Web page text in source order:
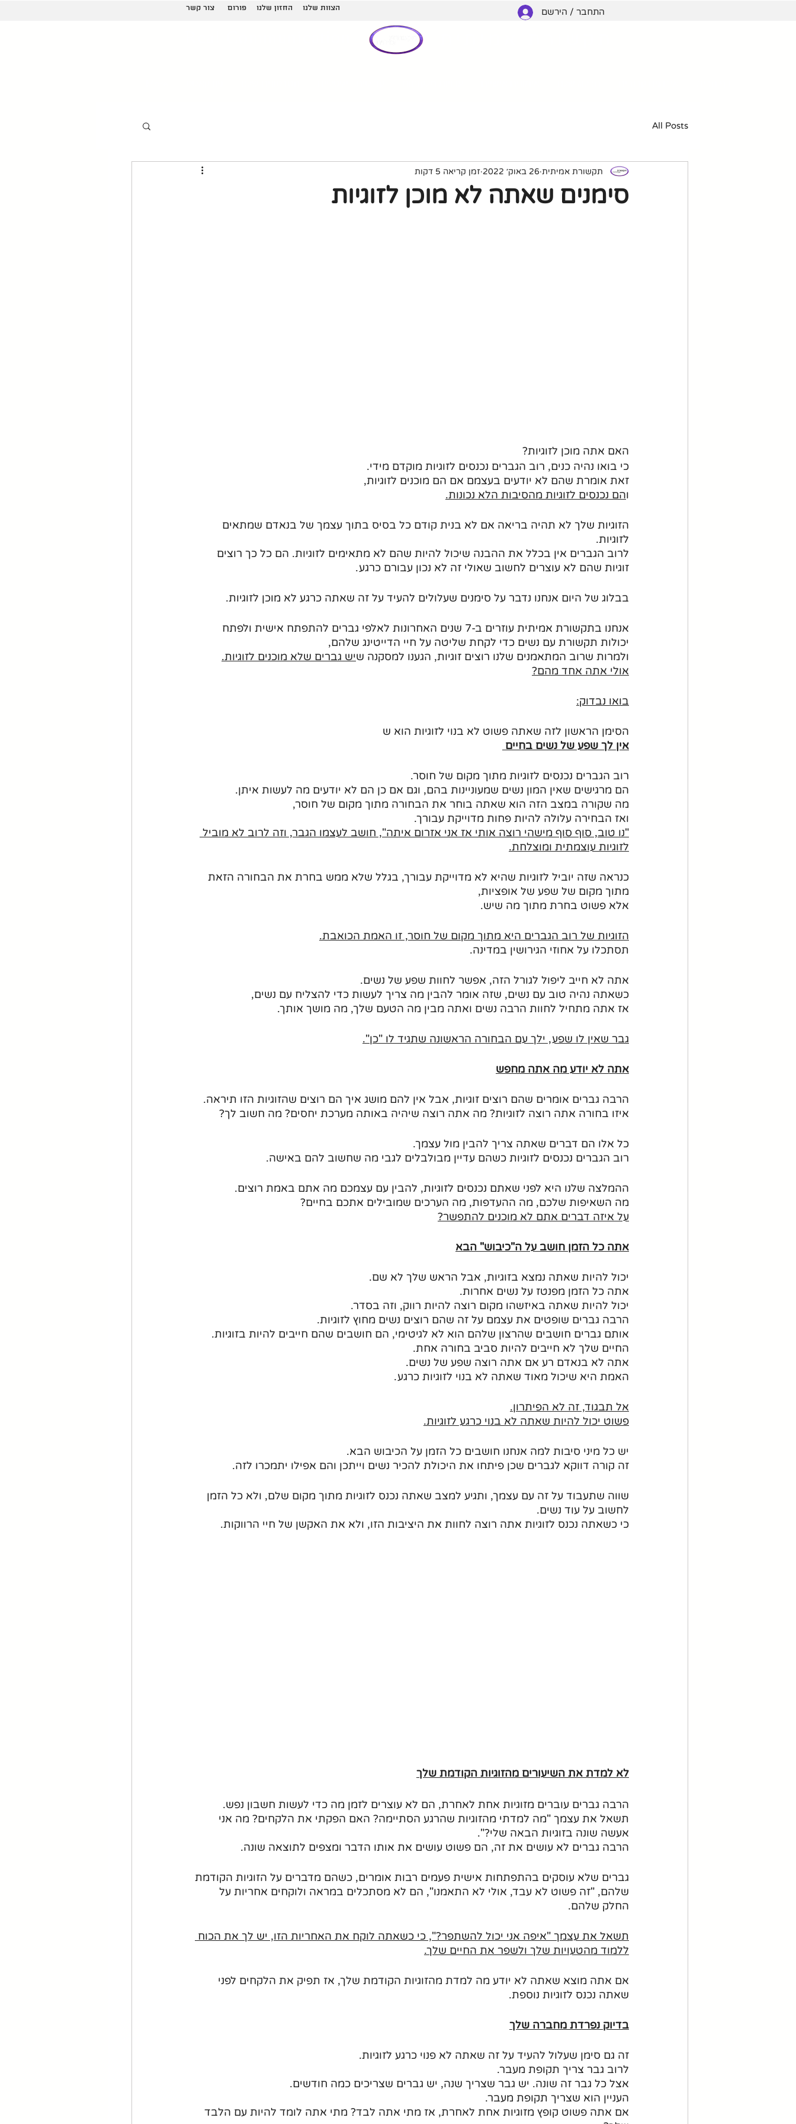
צור קשר פורום החזון שלנו הצוות שלנו התחבר / הירשם
All Posts
סימנים שאתה לא מוכן לזוגיות
תקשורת אמיתית 26 באוק׳ 2022 זמן קריאה 5 דקות
האם אתה מוכן לזוגיות?
כי בואו נהיה כנים, רוב הגברים נכנסים לזוגיות מוקדם מידי.
זאת אומרת שהם לא יודעים בעצמם אם הם מוכנים לזוגיות,
והם נכנסים לזוגיות מהסיבות הלא נכונות.
הזוגיות שלך לא תהיה בריאה אם לא בנית קודם כל בסיס בתוך עצמך של בנאדם שמתאים
לזוגיות.
לרוב הגברים אין בכלל את ההבנה שיכול להיות שהם לא מתאימים לזוגיות. הם כל כך רוצים
זוגיות שהם לא עוצרים לחשוב שאולי זה לא נכון עבורם כרגע.
בבלוג של היום אנחנו נדבר על סימנים שעלולים להעיד על זה שאתה כרגע לא מוכן לזוגיות.
אנחנו בתקשורת אמיתית עוזרים ב-7 שנים האחרונות לאלפי גברים להתפתח אישית ולפתח
יכולות תקשורת עם נשים כדי לקחת שליטה על חיי הדייטינג שלהם,
ולמרות שרוב המתאמנים שלנו רוצים זוגיות, הגענו למסקנה שיש גברים שלא מוכנים לזוגיות.
אולי אתה אחד מהם?
בואו נבדוק:
הסימן הראשון לזה שאתה פשוט לא בנוי לזוגיות הוא ש
אין לך שפע של נשים בחיים
רוב הגברים נכנסים לזוגיות מתוך מקום של חוסר.
הם מרגישים שאין המון נשים שמעוניינות בהם, וגם אם כן הם לא יודעים מה לעשות איתן.
מה שקורה במצב הזה הוא שאתה בוחר את הבחורה מתוך מקום של חוסר,
ואז הבחירה עלולה להיות פחות מדוייקת עבורך.
"נו טוב, סוף סוף מישהי רוצה אותי אז אני אזרום איתה", חושב לעצמו הגבר, וזה לרוב לא מוביל
לזוגיות עוצמתית ומוצלחת.
כנראה שזה יוביל לזוגיות שהיא לא מדוייקת עבורך, בגלל שלא ממש בחרת את הבחורה הזאת
מתוך מקום של שפע של אופציות,
אלא פשוט בחרת מתוך מה שיש.
הזוגיות של רוב הגברים היא מתוך מקום של חוסר, זו האמת הכואבת.
תסתכלו על אחוזי הגירושין במדינה.
אתה לא חייב ליפול לגורל הזה, אפשר לחוות שפע של נשים.
כשאתה נהיה טוב עם נשים, שזה אומר להבין מה צריך לעשות כדי להצליח עם נשים,
אז אתה מתחיל לחוות הרבה נשים ואתה מבין מה הטעם שלך, מה מושך אותך.
גבר שאין לו שפע, ילך עם הבחורה הראשונה שתגיד לו "כן".
אתה לא יודע מה אתה מחפש
הרבה גברים אומרים שהם רוצים זוגיות, אבל אין להם מושג איך הם רוצים שהזוגיות הזו תיראה.
איזו בחורה אתה רוצה לזוגיות? מה אתה רוצה שיהיה באותה מערכת יחסים? מה חשוב לך?
כל אלו הם דברים שאתה צריך להבין מול עצמך.
רוב הגברים נכנסים לזוגיות כשהם עדיין מבולבלים לגבי מה שחשוב להם באישה.
ההמלצה שלנו היא לפני שאתם נכנסים לזוגיות, להבין עם עצמכם מה אתם באמת רוצים.
מה השאיפות שלכם, מה ההעדפות, מה הערכים שמובילים אתכם בחיים?
על איזה דברים אתם לא מוכנים להתפשר?
אתה כל הזמן חושב על ה"כיבוש" הבא
יכול להיות שאתה נמצא בזוגיות, אבל הראש שלך לא שם.
אתה כל הזמן מפנטז על נשים אחרות.
יכול להיות שאתה באיזשהו מקום רוצה להיות רווק, וזה בסדר.
הרבה גברים שופטים את עצמם על זה שהם רוצים נשים מחוץ לזוגיות.
אותם גברים חושבים שהרצון שלהם הוא לא לגיטימי, הם חושבים שהם חייבים להיות בזוגיות.
החיים שלך לא חייבים להיות סביב בחורה אחת.
אתה לא בנאדם רע אם אתה רוצה שפע של נשים.
האמת היא שיכול מאוד שאתה לא בנוי לזוגיות כרגע.
אל תבגוד, זה לא הפיתרון.
פשוט יכול להיות שאתה לא בנוי כרגע לזוגיות.
יש כל מיני סיבות למה אנחנו חושבים כל הזמן על הכיבוש הבא.
זה קורה דווקא לגברים שכן פיתחו את היכולת להכיר נשים וייתכן והם אפילו יתמכרו לזה.
שווה שתעבוד על זה עם עצמך, ותגיע למצב שאתה נכנס לזוגיות מתוך מקום שלם, ולא כל הזמן
לחשוב על עוד נשים.
כי כשאתה נכנס לזוגיות אתה רוצה לחוות את היציבות הזו, ולא את האקשן של חיי הרווקות.
לא למדת את השיעורים מהזוגיות הקודמת שלך
הרבה גברים עוברים מזוגיות אחת לאחרת, הם לא עוצרים לזמן מה כדי לעשות חשבון נפש.
תשאל את עצמך "מה למדתי מהזוגיות שהרגע הסתיימה? האם הפקתי את הלקחים? מה אני
אעשה שונה בזוגיות הבאה שלי?".
הרבה גברים לא עושים את זה, הם פשוט עושים את אותו הדבר ומצפים לתוצאה שונה.
גברים שלא עוסקים בהתפתחות אישית פעמים רבות אומרים, כשהם מדברים על הזוגיות הקודמת
שלהם, "זה פשוט לא עבד, אולי לא התאמנו", הם לא מסתכלים במראה ולוקחים אחריות על
החלק שלהם.
תשאל את עצמך "איפה אני יכול להשתפר?", כי כשאתה לוקח את האחריות הזו, יש לך את הכוח
ללמוד מהטעויות שלך ולשפר את החיים שלך.
אם אתה מוצא שאתה לא יודע מה למדת מהזוגיות הקודמת שלך, אז תפיק את הלקחים לפני
שאתה נכנס לזוגיות נוספת.
בדיוק נפרדת מחברה שלך
זה גם סימן שעלול להעיד על זה שאתה לא פנוי כרגע לזוגיות.
לרוב גבר צריך תקופת מעבר.
אצל כל גבר זה שונה. יש גבר שצריך שנה, יש גברים שצריכים כמה חודשים.
העניין הוא שצריך תקופת מעבר.
אם אתה פשוט קופץ מזוגיות אחת לאחרת, אז מתי אתה לבד? מתי אתה לומד להיות עם הלבד